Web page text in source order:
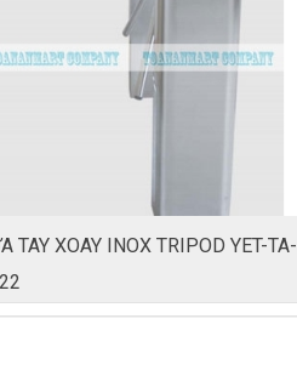
TAY XOAY INOX TRIPOD YET-TA-